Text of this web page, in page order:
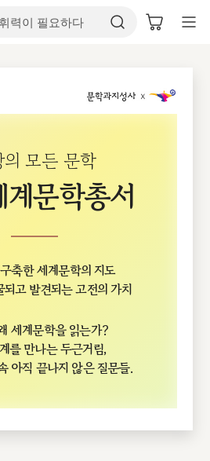
의 모든 문학
계문학총서
축한 세계문학의 지도
고 발견되는 고전의 가치
세계문학을 읽는가?
를 만나는 두근거림,
아직 끝나지 않은 질문들.